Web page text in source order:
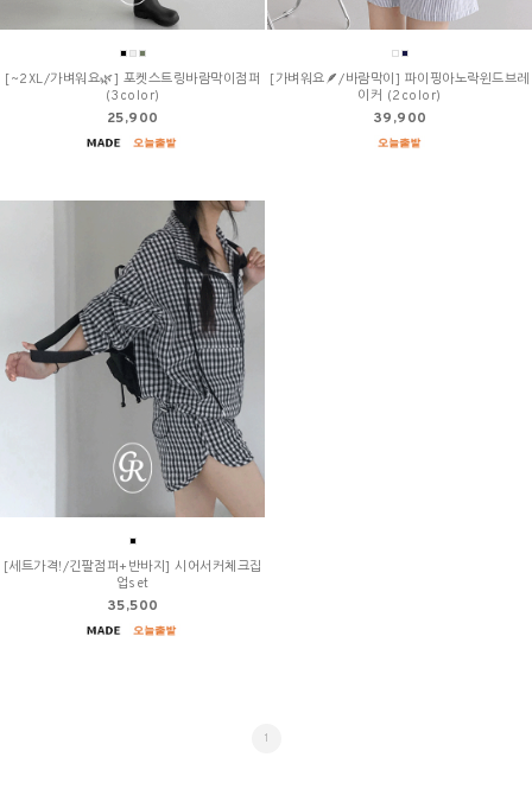
[~2XL/가벼워요🌿] 포켓스트링바람막이점퍼
(3color)
25,900
[가벼워요🪶/바람막이] 파이핑아노락윈드브레
이커 (2color)
39,900
[세트가격!/긴팔점퍼+반바지] 시어서커체크집
업set
35,500
1